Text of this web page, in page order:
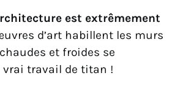
est extrêmement
d’art habillent les murs
et froides se
vrai travail de titan !